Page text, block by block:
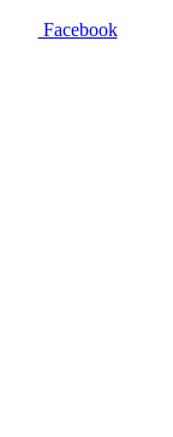
Facebook